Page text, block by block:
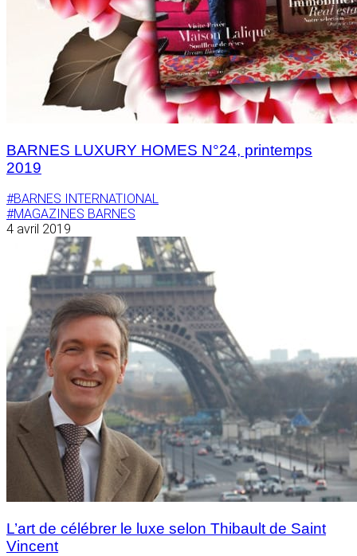
BARNES LUXURY HOMES N°24, printemps
2019
#BARNES INTERNATIONAL
#MAGAZINES BARNES
4 avril 2019
L’art de célébrer le luxe selon Thibault de Saint
Vincent